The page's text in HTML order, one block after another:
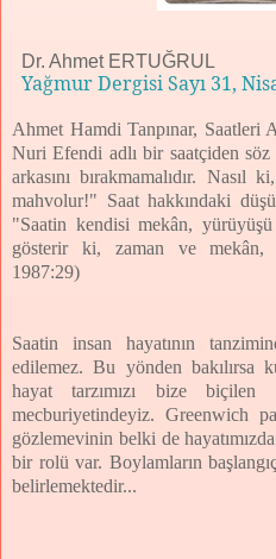
Dr. Ahmet ERTUĞRUL
Yağmur Dergisi Sayı 31,
Ahmet Hamdi Tanpınar, Saatleri
Nuri Efendi adlı bir saatçiden
arkasını bırakmamalıdır. Nasıl
mahvolur!" Saat hakkındaki
"Saatin kendisi mekân,
gösterir ki, zaman ve mekân,
1987:29)
Saatin insan hayatının
edilemez. Bu yönden bakılırsa
hayat tarzımızı bize
mecburiyetindeyiz. Greenwich
gözlemevinin belki de
bir rolü var. Boylamların
belirlemektedir...